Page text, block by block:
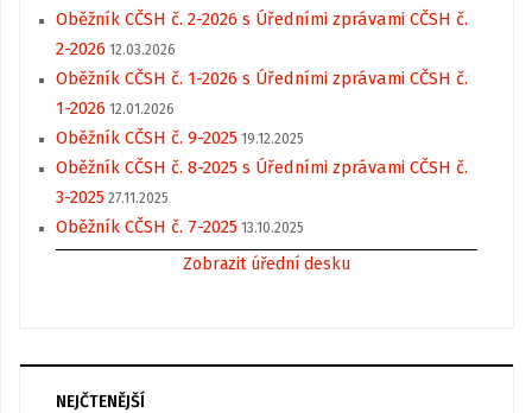
Oběžník CČSH č. 2-2026 s Úředními zprávami CČSH č.
2-2026 12.03.2026
Oběžník CČSH č. 1-2026 s Úředními zprávami CČSH č.
1-2026 12.01.2026
Oběžník CČSH č. 9-2025 19.12.2025
Oběžník CČSH č. 8-2025 s Úředními zprávami CČSH č.
3-2025 27.11.2025
Oběžník CČSH č. 7-2025 13.10.2025
Zobrazit úřední desku
NEJČTENĚJŠÍ